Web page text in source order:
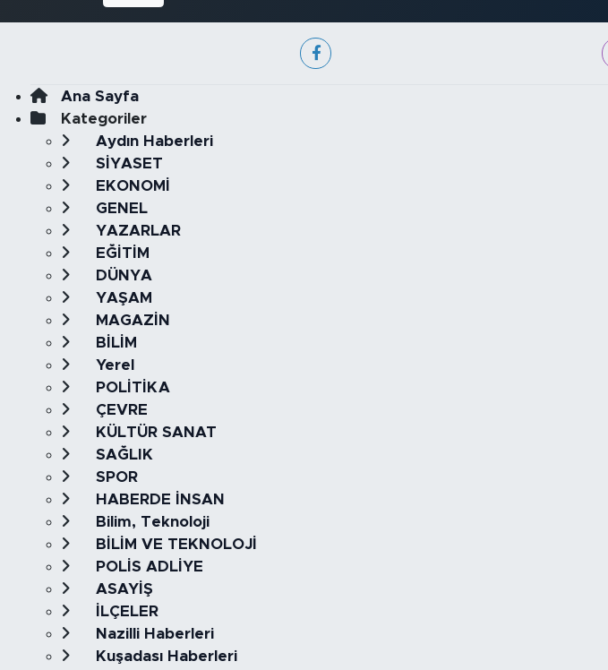
Ana Sayfa
Kategoriler
Aydın Haberleri
SİYASET
EKONOMİ
GENEL
YAZARLAR
EĞİTİM
DÜNYA
YAŞAM
MAGAZİN
BİLİM
Yerel
POLİTİKA
ÇEVRE
KÜLTÜR SANAT
SAĞLIK
SPOR
HABERDE İNSAN
Bilim, Teknoloji
BİLİM VE TEKNOLOJİ
POLİS ADLİYE
ASAYİŞ
İLÇELER
Nazilli Haberleri
Kuşadası Haberleri